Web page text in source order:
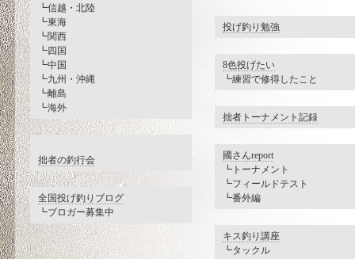
┗信越・北陸
┗東海
┗関西
┗四国
┗中国
┗九州・沖縄
┗離島
┗海外
拙者の釣行会
全国投げ釣りブログ
┗ブロガー募集中
投げ釣り勉強
8色投げたい
┗練習で修得したこと
拙者トーナメント記録
國さんreport
┗トーナメント
┗フィールドテスト
┗番外編
キス釣り講座
┗タックル